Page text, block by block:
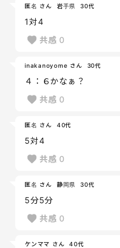
匿名 さん 岩手県 30代
1対4
共感 0
inakanoyome さん 30代
４：６かなぁ？
共感 0
匿名 さん 40代
5対4
共感 0
匿名 さん 静岡県 30代
5分5分
共感 0
ケンママ さん 40代